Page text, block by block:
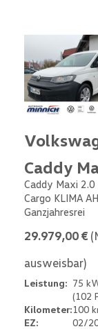
Caddy
Caddy Maxi 2.0
Cargo KLIMA
Ganzjahresrei
29.979,00 €
ausweisbar)
Leistung: 75
(102
Kilometer:100
EZ:
02/